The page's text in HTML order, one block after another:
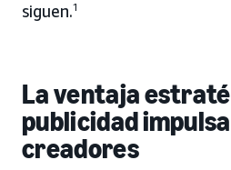
siguen.1
La ventaja
publicidad
creadores